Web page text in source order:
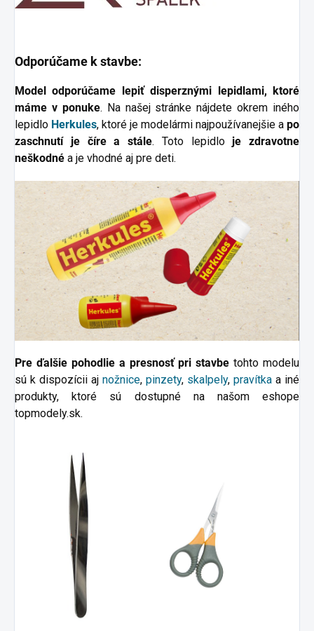
Odporúčame k stavbe:
Model odporúčame lepiť disperznými lepidlami, ktoré
máme v ponuke. Na našej stránke nájdete okrem iného
lepidlo Herkules, ktoré je modelármi najpoužívanejšie a po
zaschnutí je číre a stále. Toto lepidloje zdravotne
neškodné a je vhodné aj pre deti.
Pre ďalšie pohodlie a presnosť pri stavbe tohto modelu
sú k dispozícii aj nožnice, pinzety, skalpely, pravítka a iné
produkty, ktoré sú dostupné na našom eshope
topmodely.sk.